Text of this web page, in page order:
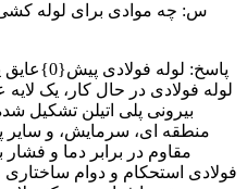
س: چه موادی برای لوله
پاسخ:
لوله فولادی در حال کار، یک
بیرونی پلی اتیلن تشکیل
منطقه ای، سرمایش، و سایر
مقاوم در برابر دما و
فولادی استحکام و دوام